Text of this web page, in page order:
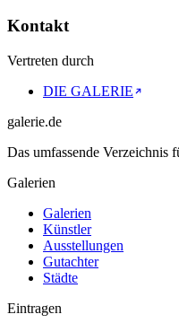
Kontakt
Vertreten durch
DIE GALERIE
galerie.de
Das umfassende Verzeichnis
Galerien
Galerien
Künstler
Ausstellungen
Gutachter
Städte
Eintragen